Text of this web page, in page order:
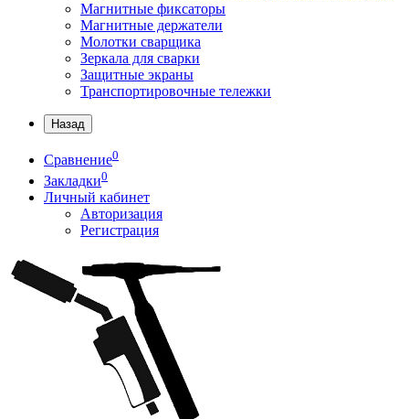
Магнитные фиксаторы
Магнитные держатели
Молотки сварщика
Зеркала для сварки
Защитные экраны
Транспортировочные тележки
Назад
Сравнение0
Закладки0
Личный кабинет
Авторизация
Регистрация